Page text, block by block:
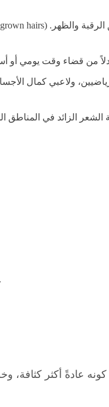
ولاعبي كمال
الشعر الزائد في
لتهذيب
عادةً أكثر